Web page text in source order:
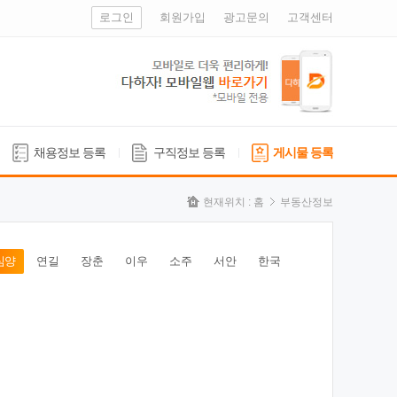
로그인 회원가입 광고문의 고객센터
채용정보 등록 구직정보 등록 게시물 등록
현재위치 : 홈 부동산정보
양 연길 장춘 이우 소주 서안 한국